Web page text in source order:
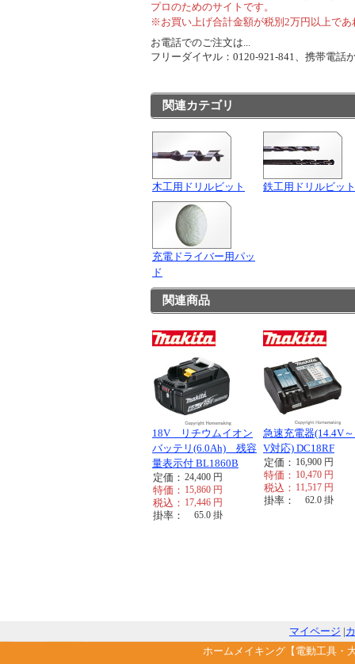
プロのためのサイトです。
※お買い上げ合計金額が税別2万円以上で
お電話でのご注文は...
フリーダイヤル：0120-921-841、携帯電
関連カテゴリ
木工用ドリルビット 鉄工用ドリルビット
充電ドライバー用パッ
ド
関連商品
18V リチウムイオン
バッテリ(6.0Ah) 残容
量表示付 BL1860B
定価： 24,400 円
特価： 15,860 円
税込： 17,446 円
掛率： 65.0 掛
急速充電器(14.4V
V対応) DC18RF
定価： 16,900 円
特価： 10,470 円
税込： 11,517 円
掛率： 62.0 掛
マイページ |
ホームメイキング【電動工具・